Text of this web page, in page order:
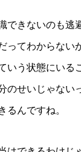
できないのも逃
だってわからない
いう状態にいる
のせいじゃない
るんですね。